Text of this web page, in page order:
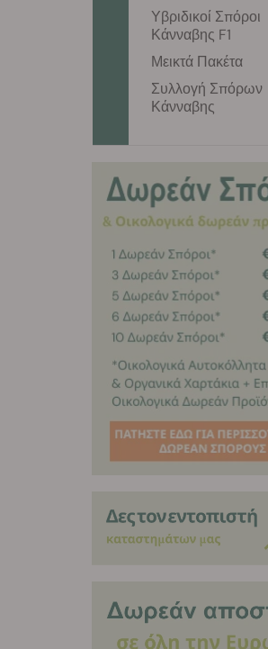
Υβριδικοί Σπόροι
Κάνναβης F1
Μεικτά Πακέτα
Συλλογή Σπόρων
Κάνναβης